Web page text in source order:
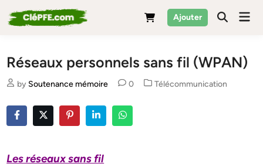
to
Ajouter
Réseaux personnels sans fil (WPAN)
by Soutenance mémoire 0
Posted
Télécommunication
Les réseaux sans fil